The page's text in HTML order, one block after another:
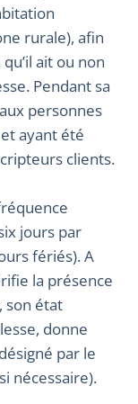
rurale), afin
ait ou non
Pendant sa
personnes
ayant été
clients.
jours par
fériés). A
la présence
son état
donne
par le
nécessaire).